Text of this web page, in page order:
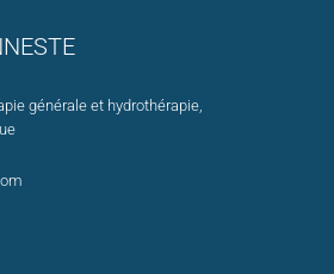
générale et hydrothérapie,